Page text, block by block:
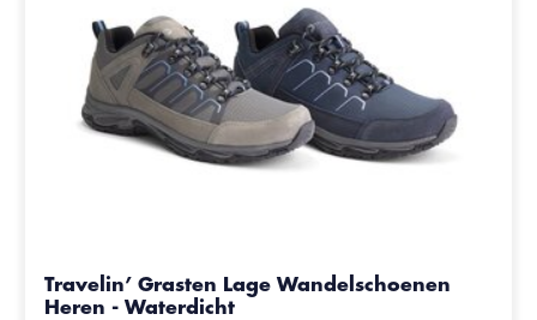
Travelin’ Grasten Lage Wandelschoenen
Heren - Waterdicht